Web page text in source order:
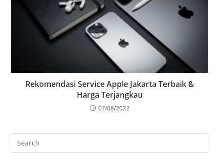
Rekomendasi Service Apple Jakarta Terbaik &
Harga Terjangkau
07/08/2022